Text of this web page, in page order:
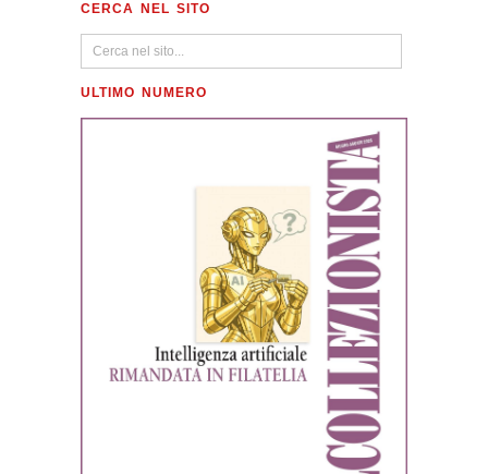
CERCA NEL SITO
ULTIMO NUMERO